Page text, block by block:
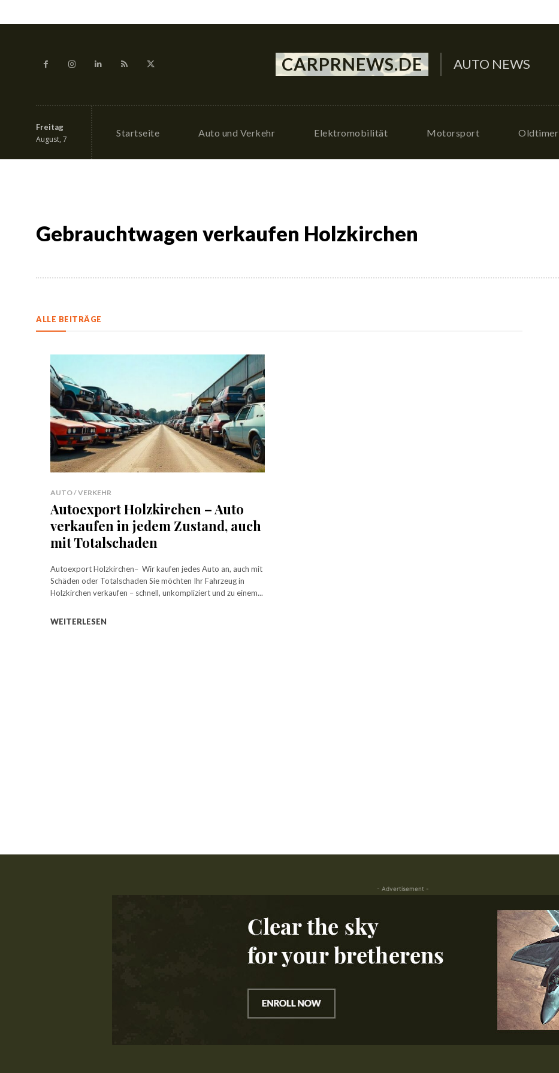
CARPRNEWS.DE AUTO NEWS
Freitag
August, 7
Startseite Auto und Verkehr Elektromobilität Motorsport Oldtimer
Gebrauchtwagen verkaufen Holzkirchen
ALLE BEITRÄGE
AUTO / VERKEHR
Autoexport Holzkirchen – Auto
verkaufen in jedem Zustand, auch
mit Totalschaden
Autoexport Holzkirchen– Wir kaufen jedes Auto an, auch mit
Schäden oder Totalschaden Sie möchten Ihr Fahrzeug in
Holzkirchen verkaufen – schnell, unkompliziert und zu einem...
WEITERLESEN
- Advertisement -